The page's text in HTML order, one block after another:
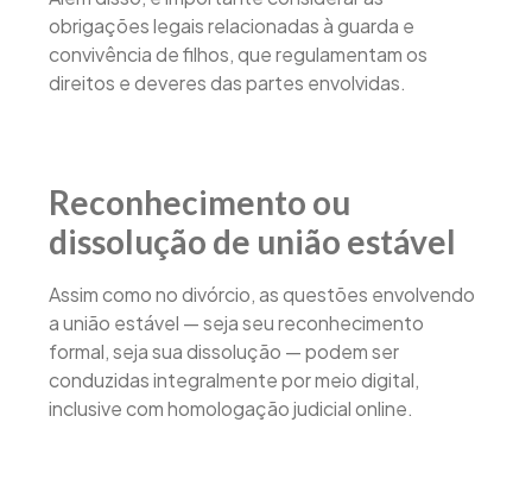
obrigações legais relacionadas à guarda e
convivência de filhos, que regulamentam os
direitos e deveres das partes envolvidas.
Reconhecimento ou
dissolução de união estável
Assim como no divórcio, as questões envolvendo
a união estável — seja seu reconhecimento
formal, seja sua dissolução — podem ser
conduzidas integralmente por meio digital,
inclusive com homologação judicial online.